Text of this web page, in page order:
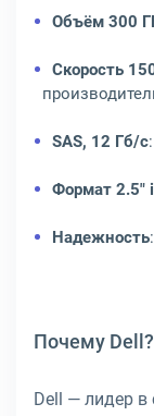
Объём 300
Скорость
SAS, 12 Гб/с
Формат 2.5"
Надежность
Почему Dell?
Dell — лидер в